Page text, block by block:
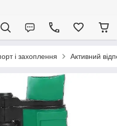
і захоплення Активний